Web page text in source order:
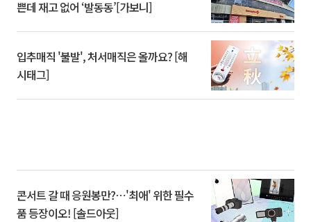
쁜데 재고 없어 ‘발동동’[가보니]
입추매직 '불발', 처서매직은 올까요? [해
시태그]
콘서트 갈 때 응원봉만?⋯'최애' 위한 필수
품 등장이오! [솔드아웃]